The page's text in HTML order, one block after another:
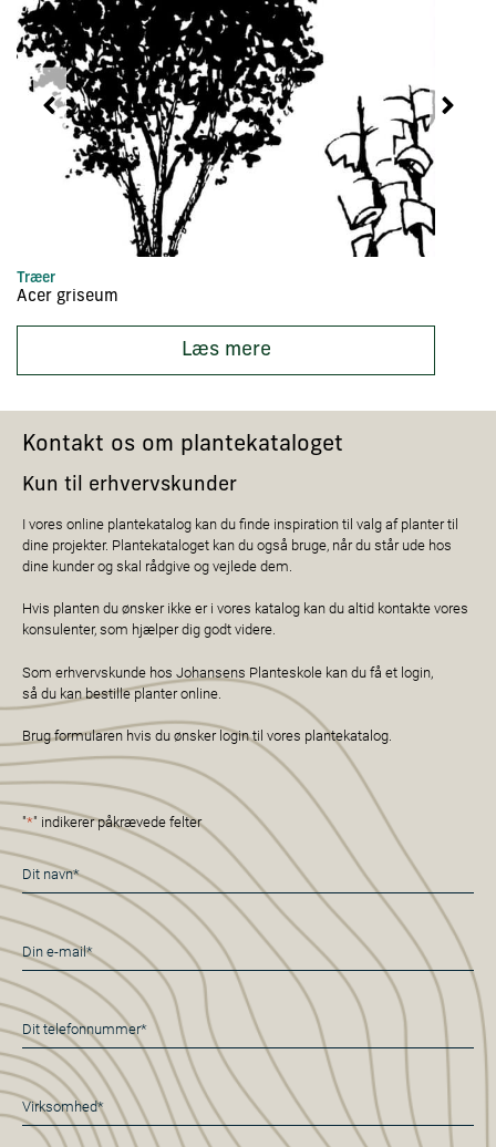
Træer
Acer griseum
Læs mere
Kontakt os om plantekataloget
Kun til erhvervskunder
I vores online plantekatalog kan du finde inspiration til valg af planter til
dine projekter. Plantekataloget kan du også bruge, når du står ude hos
dine kunder og skal rådgive og vejlede dem.
Hvis planten du ønsker ikke er i vores katalog kan du altid kontakte vores
konsulenter, som hjælper dig godt videre.
Som erhvervskunde hos Johansens Planteskole kan du få et login,
så du kan bestille planter online.
Brug formularen hvis du ønsker login til vores plantekatalog.
"*" indikerer påkrævede felter
Navn
*
E-
mail
*
Telefon
*
Virksomhed*
*